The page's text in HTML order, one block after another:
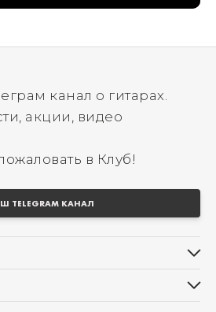
канал о гитарах.
акции, видео
в Клуб!
TELEGRAM КАНАЛ